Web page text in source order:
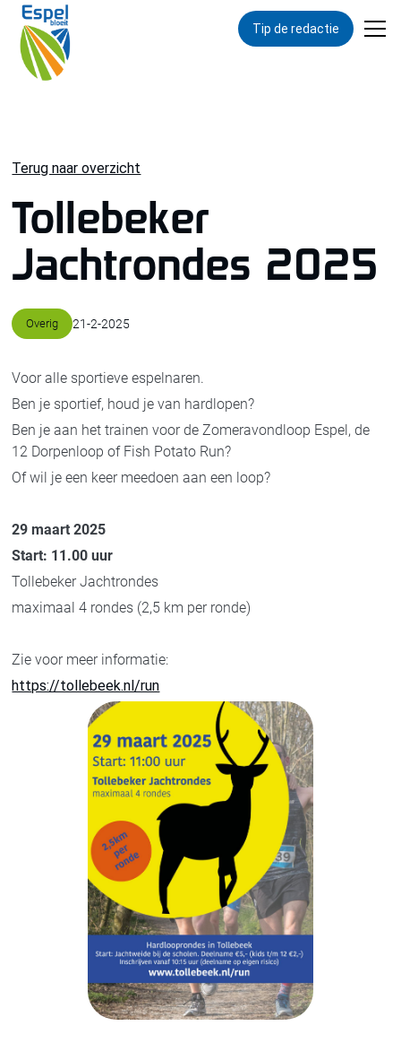
Tip de redactie
Terug naar overzicht
Tollebeker
Jachtrondes 2025
Overig 21-2-2025
Voor alle sportieve espelnaren.
Ben je sportief, houd je van hardlopen?
Ben je aan het trainen voor de Zomeravondloop Espel, de
12 Dorpenloop of Fish Potato Run?
Of wil je een keer meedoen aan een loop?
29 maart 2025
Start: 11.00 uur
Tollebeker Jachtrondes
maximaal 4 rondes (2,5 km per ronde)
Zie voor meer informatie:
https://tollebeek.nl/run